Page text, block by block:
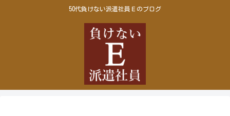
50代負けない派遣社員Ｅのブログ